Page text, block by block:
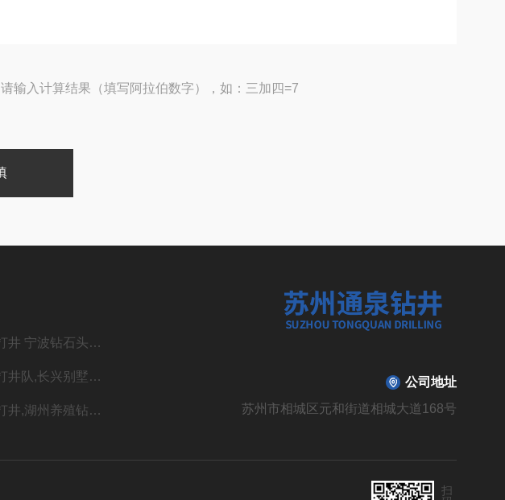
请输入计算结果（填写阿拉伯数字），如：三加四=7
宁波打井 宁波钻石头井20年经验丰富
长兴打井队,长兴别墅打水井,本地专业钻井队
湖州打井,湖州养殖钻岩石井 别墅用水井
公司地址
苏州市相城区元和街道相城大道168号
扫